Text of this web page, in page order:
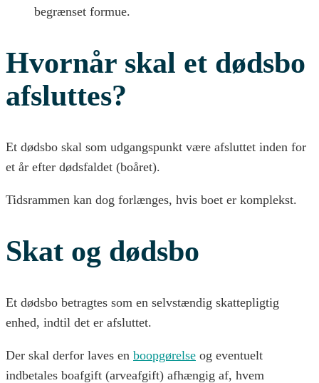
begrænset formue.
Hvornår skal et dødsbo
afsluttes?
Et dødsbo skal som udgangspunkt være afsluttet inden for
et år efter dødsfaldet (boåret).
Tidsrammen kan dog forlænges, hvis boet er komplekst.
Skat og dødsbo
Et dødsbo betragtes som en selvstændig skattepligtig
enhed, indtil det er afsluttet.
Der skal derfor laves en boopgørelse og eventuelt
indbetales boafgift (arveafgift) afhængig af, hvem